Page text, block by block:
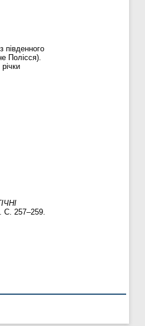
південного
Полісся).
С. 257–259.